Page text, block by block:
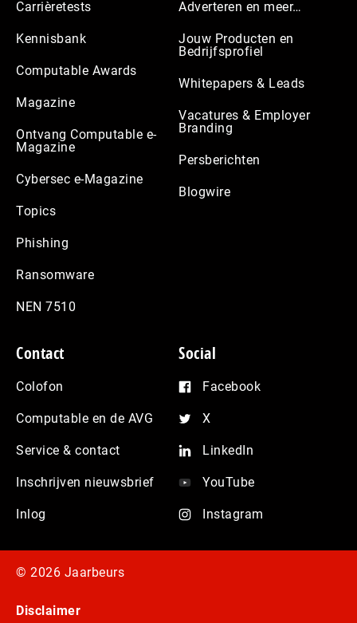
Carrièretests
Kennisbank
Computable Awards
Magazine
Ontvang Computable e-
Magazine
Cybersec e-Magazine
Topics
Phishing
Ransomware
NEN 7510
Adverteren en meer…
Jouw Producten en
Bedrijfsprofiel
Whitepapers & Leads
Vacatures & Employer
Branding
Persberichten
Blogwire
Contact
Colofon
Computable en de AVG
Service & contact
Inschrijven nieuwsbrief
Inlog
Social
Facebook
X
LinkedIn
YouTube
Instagram
© 2026 Jaarbeurs
Disclaimer